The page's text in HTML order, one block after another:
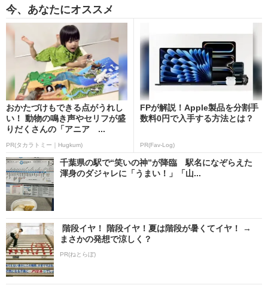
今、あなたにオススメ
おかたづけもできる点がうれし
い！ 動物の鳴き声やセリフが盛
りだくさんの「アニア ...
PR(タカラトミー｜Hugkum)
FPが解説！Apple製品を分割手
数料0円で入手する方法とは？
PR(Fav-Log)
千葉県の駅で“笑いの神”が降臨 駅名になぞらえた
渾身のダジャレに「うまい！」「山...
階段イヤ！ 階段イヤ！夏は階段が暑くてイヤ！ →
まさかの発想で涼しく？
PR(ねとらぼ)